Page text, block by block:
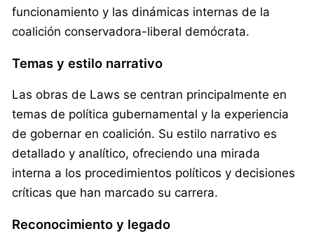
funcionamiento y las dinámicas internas de la
coalición conservadora-liberal demócrata.
Temas y estilo narrativo
Las obras de Laws se centran principalmente en
temas de política gubernamental y la experiencia
de gobernar en coalición. Su estilo narrativo es
detallado y analítico, ofreciendo una mirada
interna a los procedimientos políticos y decisiones
críticas que han marcado su carrera.
Reconocimiento y legado